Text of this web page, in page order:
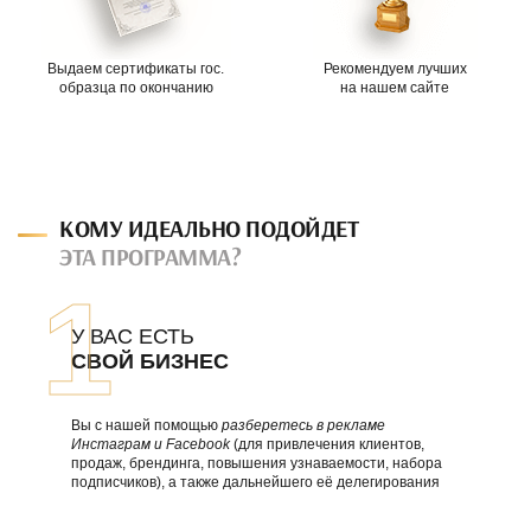
Выдаем сертификаты гос.
образца по окончанию
Рекомендуем лучших
на нашем сайте
КОМУ ИДЕАЛЬНО ПОДОЙДЕТ
ЭТА ПРОГРАММА?
У ВАС ЕСТЬ
СВОЙ БИЗНЕС
Вы с нашей помощью разберетесь в рекламе
Инстаграм и Facebook(для привлечения клиентов,
продаж, брендинга, повышения узнаваемости, набора
подписчиков), а также дальнейшего её делегирования